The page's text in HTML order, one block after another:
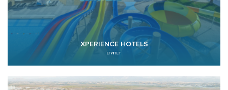
XPERIENCE HOTELS
ЕГИПЕТ